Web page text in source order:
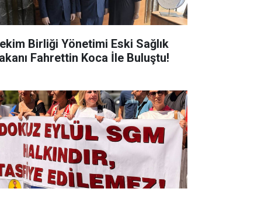
Birliği Yönetimi Eski Sağlık
Fahrettin Koca İle Buluştu!